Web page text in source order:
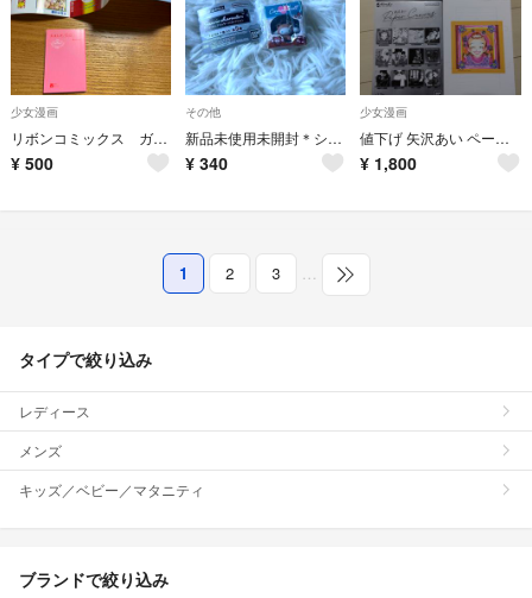
少女漫画
リボンコミックス ガチャガチャ ギャルズ
¥ 500
その他
新品未使用未開封＊シナモン ミニチュアパッケージコレクション ガチャガチャ
¥ 340
少女漫画
値下げ 矢沢あい ペーパーキャンバス
¥ 1,800
1 2 3 …
タイプで絞り込み
レディース
メンズ
キッズ／ベビー／マタニティ
ブランドで絞り込み